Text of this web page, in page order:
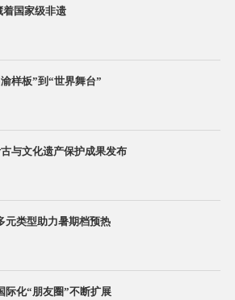
国家级非遗
样板”到“世界舞台”
与文化遗产保护成果发布
元类型助力暑期档预热
际化“朋友圈”不断扩展